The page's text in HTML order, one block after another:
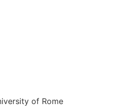
of Rome